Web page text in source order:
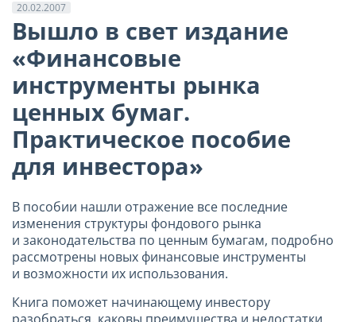
20.02.2007
Вышло в свет издание
«Финансовые
инструменты рынка
ценных бумаг.
Практическое пособие
для инвестора»
В пособии нашли отражение все последние
изменения структуры фондового рынка
и законодательства по ценным бумагам, подробно
рассмотрены новых финансовые инструменты
и возможности их использования.
Книга поможет начинающему инвестору